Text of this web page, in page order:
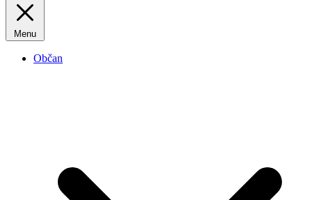
Menu
Občan